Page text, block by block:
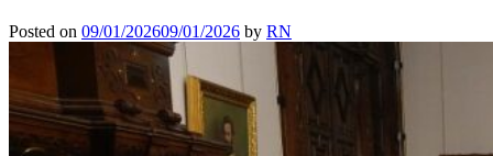
Posted on 09/01/202609/01/2026 by RN